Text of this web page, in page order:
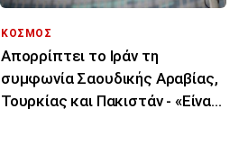
ΚΟΣΜΟΣ
Απορρίπτει το Ιράν τη
συμφωνία Σαουδικής Αραβίας,
Τουρκίας και Πακιστάν - «Είναι